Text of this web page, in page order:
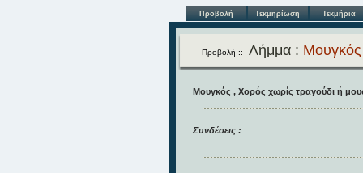
Προβολή Τεκμηρίωση Τεκμήρια
Προβολή :: Λήμμα : Μουγκός
Μουγκός , Χορός χωρίς τραγούδι ή
Συνδέσεις :